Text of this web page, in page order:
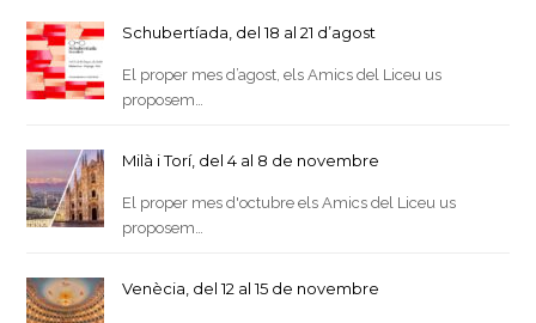
Schubertíada, del 18 al 21 d’agost
El proper mes d’agost, els Amics del Liceu us
proposem…
Milà i Torí, del 4 al 8 de novembre
El proper mes d'octubre els Amics del Liceu us
proposem…
Venècia, del 12 al 15 de novembre